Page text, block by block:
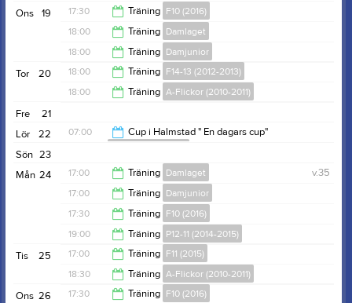
20:30
20:30
19
Ons 17:30 Träning F10 (2016)
19:30
18:00 Träning Damlaget
19:00
18:00 Träning Damjunior
19:00
20
Tor 18:00 Träning F14-13 (2012-2013)
18:00 Träning A-Flickor (2010-2011)
19:30
21
Fre
22
Lör 07:00
Cup i Halmstad " En dagars cup"
21:00
23
Sön
24
Mån v.35
17:00 Träning Damlaget
18:15
17:00 Träning Damjunior
18:15
17:30 Träning F10 (2016)
19:30
19:00 Träning P12-11 (2014-2015)
20:30
25
Tis 17:00 Träning F11 (2015)
18:15
18:30 Träning A-Flickor (2010-2011)
26
Ons 17:30 Träning F10 (2016)